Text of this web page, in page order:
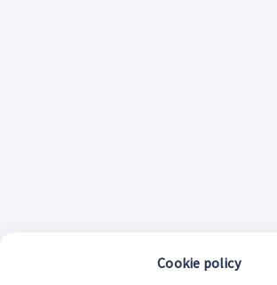
Cookie policy